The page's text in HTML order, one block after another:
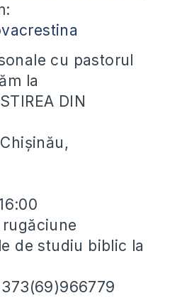
cu pastorul
la
DIN
de studiu biblic la